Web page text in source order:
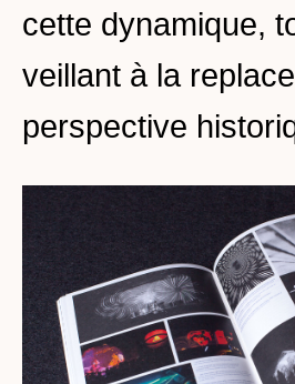
cette dynamique,
veillant à la
perspective